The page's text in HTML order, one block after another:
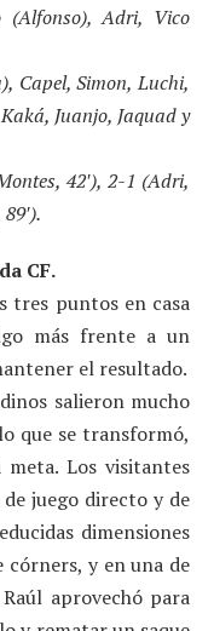
(Alfonso), Adri, Vico
Capel, Simon, Luchi,
Juanjo, Jaquad y
42′), 2-1 (Adri,
CF.
tres puntos en casa
más frente a un
el resultado.
salieron mucho
que se transformó,
Los visitantes
juego directo y de
dimensiones
y en una de
aprovechó para